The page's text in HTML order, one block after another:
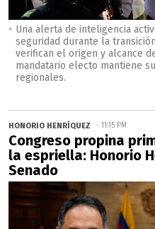
Una alerta de inteligencia
seguridad durante la
verifican el origen y alcance
mandatario electo mantiene
regionales.
HONORIO HENRÍQUEZ 11:15 PM
Congreso propina
la espriella: Honorio
Senado